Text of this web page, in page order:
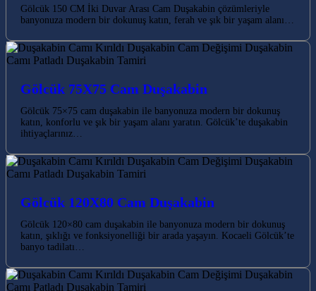
Gölcük 150 CM İki Duvar Arası Cam Duşakabin çözümleriyle
banyonuza modern bir dokunuş katın, ferah ve şık bir yaşam alanı…
Gölcük 75X75 Cam Duşakabin
Gölcük 75×75 cam duşakabin ile banyonuza modern bir dokunuş
katın, konforlu ve şık bir yaşam alanı yaratın. Gölcük’te duşakabin
ihtiyaçlarınız…
Gölcük 120X80 Cam Duşakabin
Gölcük 120×80 cam duşakabin ile banyonuza modern bir dokunuş
katın, şıklığı ve fonksiyonelliği bir arada yaşayın. Kocaeli Gölcük’te
banyo tadilatı…